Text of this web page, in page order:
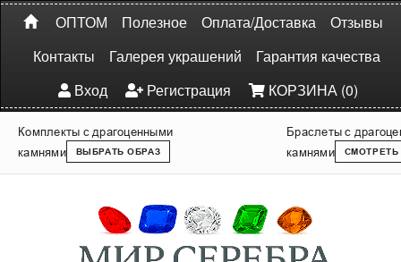
ОПТОМ Полезное Оплата/Доставка
Отзывы
Контакты
Галерея украшений
Гарантия качества
Вход
Регистрация КОРЗИНА (0)
Комплекты с драгоценными
камнями
ВЫБРАТЬ ОБРАЗ
Браслеты с
камнями
СМОТРЕТЬ